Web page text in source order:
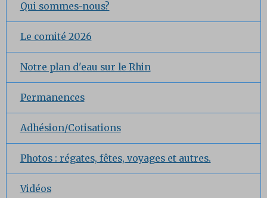
Qui sommes-nous?
Le comité 2026
Notre plan d'eau sur le Rhin
Permanences
Adhésion/Cotisations
Photos : régates, fêtes, voyages et autres.
Vidéos